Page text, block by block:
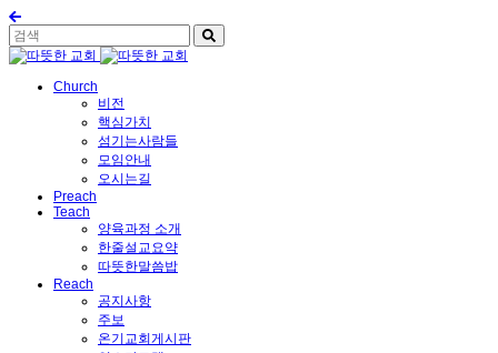
Church
비전
핵심가치
섬기는사람들
모임안내
오시는길
Preach
Teach
양육과정 소개
한줄설교요약
따뜻한말씀밥
Reach
공지사항
주보
온기교회게시판